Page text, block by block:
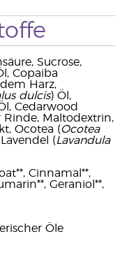
Sucrose,
Copaiba
Harz,
dulcis) Öl,
Cedarwood
Rinde, Maltodextrin,
Ocotea (Ocotea
(Lavandula
Cinnamal**,
Geraniol**,
Öle